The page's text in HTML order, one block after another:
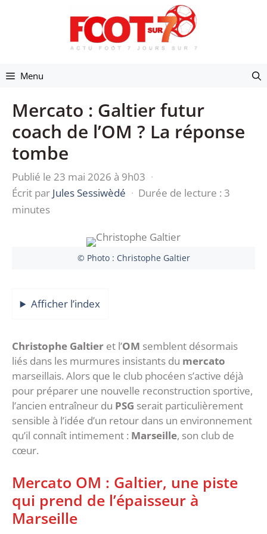
Menu
Mercato : Galtier futur
coach de l’OM ? La réponse
tombe
Publié le 23 mai 2026 à 9h03 ·
Écrit par Jules Sessiwèdé · Durée de lecture : 3
minutes
© Photo : Christophe Galtier
Afficher l’index
Christophe Galtier et l’OM semblent désormais
liés dans les murmures insistants du mercato
marseillais. Alors que le club phocéen s’active déjà
pour préparer une nouvelle reconstruction sportive,
l’ancien entraîneur du PSG serait particulièrement
sensible à l’idée d’un retour dans un environnement
qu’il connaît intimement : Marseille, son club de
cœur.
‎Mercato OM : Galtier, une piste
qui prend de l’épaisseur à
Marseille